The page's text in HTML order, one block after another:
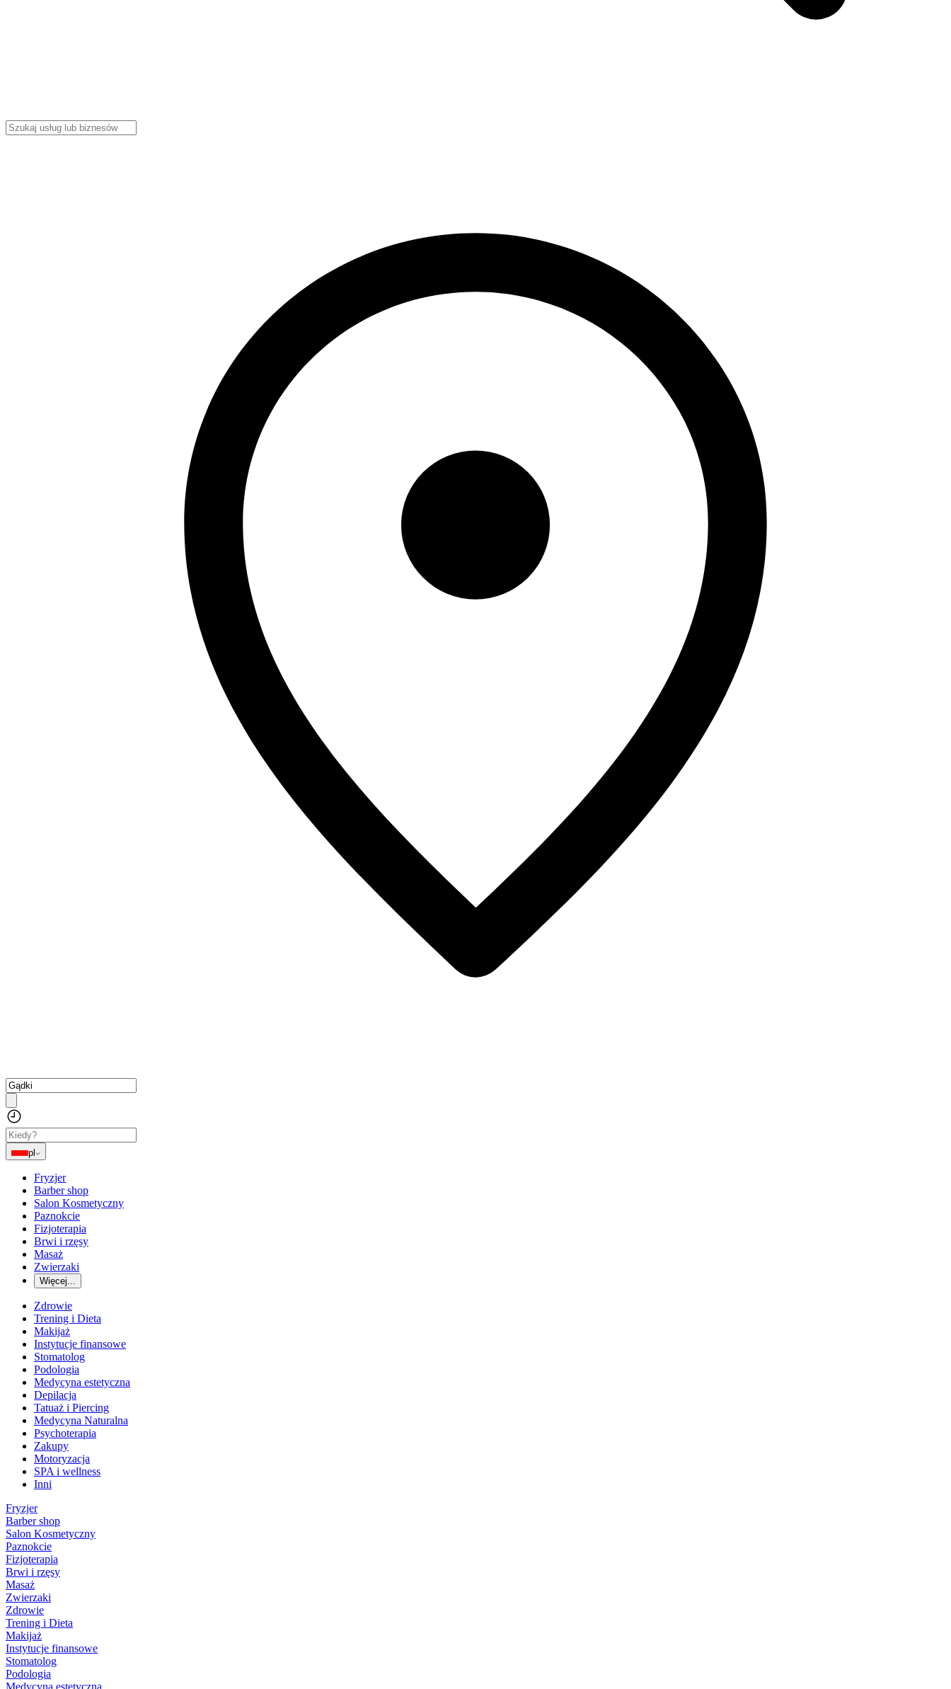
pl
Fryzjer
Barber shop
Salon Kosmetyczny
Paznokcie
Fizjoterapia
Brwi i rzęsy
Masaż
Zwierzaki
Więcej...
Zdrowie
Trening i Dieta
Makijaż
Instytucje finansowe
Stomatolog
Podologia
Medycyna estetyczna
Depilacja
Tatuaż i Piercing
Medycyna Naturalna
Psychoterapia
Zakupy
Motoryzacja
SPA i wellness
Inni
Fryzjer
Barber shop
Salon Kosmetyczny
Paznokcie
Fizjoterapia
Brwi i rzęsy
Masaż
Zwierzaki
Zdrowie
Trening i Dieta
Makijaż
Instytucje finansowe
Stomatolog
Podologia
Medycyna estetyczna